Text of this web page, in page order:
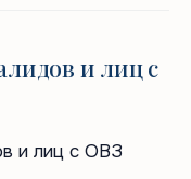
и лиц с
и лиц с ОВЗ